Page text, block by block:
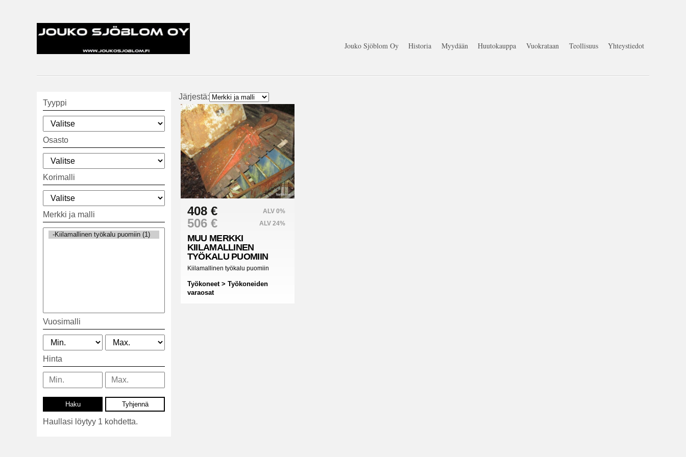
Jouko Sjöblom Oy Historia Myydään Huutokauppa Vuokrataan Teollisuus Yhteystiedot
Tyyppi
Osasto
Korimalli
Merkki ja malli
Vuosimalli
Hinta
Haullasi löytyy 1 kohdetta.
Järjestä:
408 € ALV 0%
506 € ALV 24%
MUU MERKKI
KIILAMALLINEN
TYÖKALU PUOMIIN
Kiilamallinen työkalu puomiin
Työkoneet > Työkoneiden
varaosat